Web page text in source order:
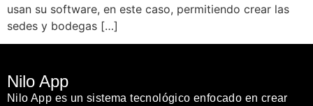
usan su software, en este caso, permitiendo crear las
sedes y bodegas […]
Nilo App
Nilo App es un sistema tecnológico enfocado en crear